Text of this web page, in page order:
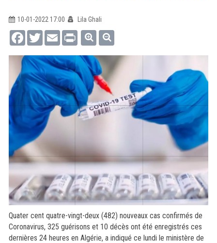
10-01-2022 17:00
Lila Ghali
FacebookTwitterEmail Print
Quater cent quatre-vingt-deux (482) nouveaux cas confirmés de
Coronavirus, 325 guérisons et 10 décès ont été enregistrés ces
dernières 24 heures en Algérie, a indiqué ce lundi le ministère de